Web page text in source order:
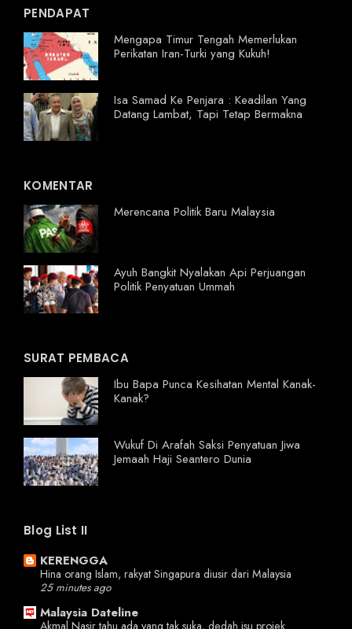
PENDAPAT
Mengapa Timur Tengah Memerlukan
Perikatan Iran-Turki yang Kukuh!
Isa Samad Ke Penjara : Keadilan Yang
Datang Lambat, Tapi Tetap Bermakna
KOMENTAR
Merencana Politik Baru Malaysia
Ayuh Bangkit Nyalakan Api Perjuangan
Politik Penyatuan Ummah
SURAT PEMBACA
Ibu Bapa Punca Kesihatan Mental Kanak-
Kanak?
Wukuf Di Arafah Saksi Penyatuan Jiwa
Jemaah Haji Seantero Dunia
Blog List II
KERENGGA
Hina orang Islam, rakyat Singapura diusir dari Malaysia
25 minutes ago
Malaysia Dateline